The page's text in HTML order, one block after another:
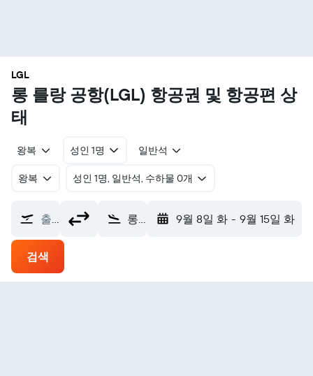
LGL
롱 를랑 공항(LGL) 항공권 및 항공편 상
태
왕복 성인 1명 일반석
왕복 ​성인 1명, 일반석, 수하물 0개
출발지 롱 를랑 공항 (LGL) 9월 8일 화 - 9월 15일 화
검색